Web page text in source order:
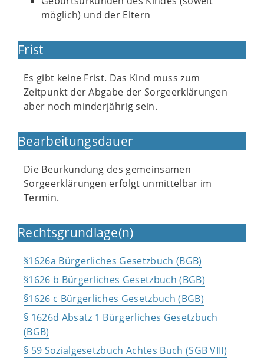
möglich) und der Eltern
Frist
Es gibt keine Frist. Das Kind muss zum
Zeitpunkt der Abgabe der Sorgeerklärungen
aber noch minderjährig sein.
Bearbeitungsdauer
Die Beurkundung des gemeinsamen
Sorgeerklärungen erfolgt unmittelbar im
Termin.
Rechtsgrundlage(n)
§1626a Bürgerliches Gesetzbuch (BGB)
§1626 b Bürgerliches Gesetzbuch (BGB)
§1626 c Bürgerliches Gesetzbuch (BGB)
§ 1626d Absatz 1 Bürgerliches Gesetzbuch
(BGB)
§ 59 Sozialgesetzbuch Achtes Buch (SGB VIII)